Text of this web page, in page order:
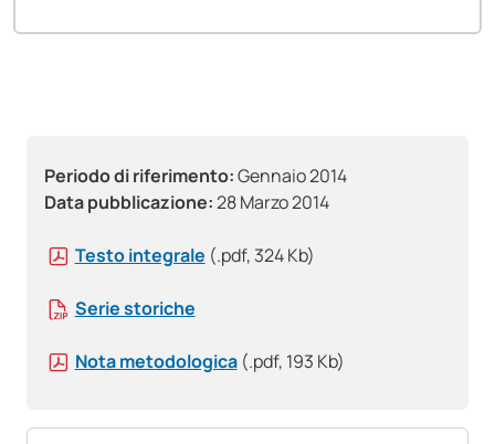
Periodo di riferimento:Gennaio 2014
Data pubblicazione:28 Marzo 2014
Testo integrale (.pdf, 324 Kb)
Serie storiche
Nota metodologica (.pdf, 193 Kb)